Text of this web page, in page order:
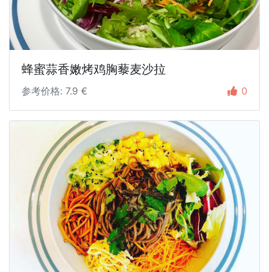
蜂蜜蒜香嫩烤鸡胸藜麦沙拉
参考价格: 7.9 € 0